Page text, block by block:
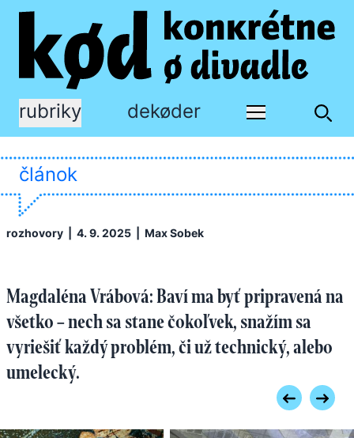
rubriky dekøder
článok
rozhovory | 4. 9. 2025 | Max Sobek
Magdaléna Vrábová: Baví ma byť pripravená na
všetko – nech sa stane čokoľvek, snažím sa
vyriešiť každý problém, či už technický, alebo
umelecký.